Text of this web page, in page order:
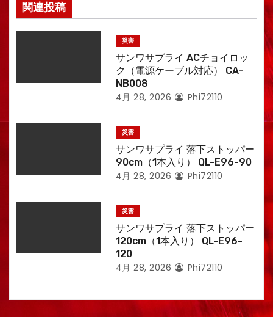
関連投稿
災害
サンワサプライ ACチョイロッ
ク（電源ケーブル対応） CA-
NB008
4月 28, 2026 Phi72110
災害
サンワサプライ 落下ストッパー
90cm（1本入り） QL-E96-90
4月 28, 2026 Phi72110
災害
サンワサプライ 落下ストッパー
120cm（1本入り） QL-E96-
120
4月 28, 2026 Phi72110